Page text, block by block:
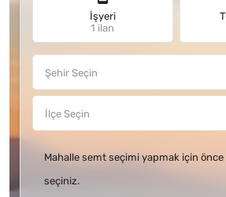
İşyeri
1 ilan
Mahalle semt seçimi yapmak için önce
seçiniz.